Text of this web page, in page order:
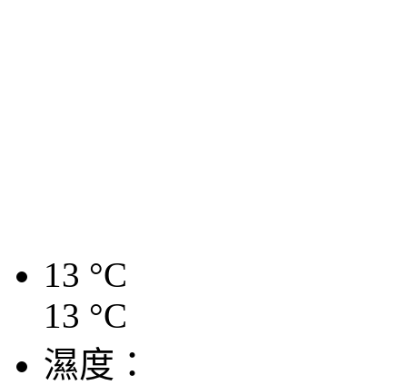
13 °C
13 °C
濕度：